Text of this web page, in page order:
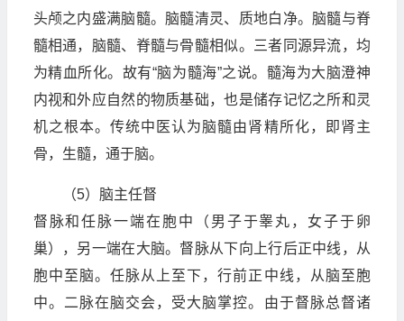
头颅之内盛满脑髓。脑髓清灵、质地白净。脑髓与脊
髓相通，脑髓、脊髓与骨髓相似。三者同源异流，均
为精血所化。故有“脑为髓海”之说。髓海为大脑澄神
内视和外应自然的物质基础，也是储存记忆之所和灵
机之根本。传统中医认为脑髓由肾精所化，即肾主
骨，生髓，通于脑。
（5）脑主任督
督脉和任脉一端在胞中（男子于睾丸，女子于卵
巢），另一端在大脑。督脉从下向上行后正中线，从
胞中至脑。任脉从上至下，行前正中线，从脑至胞
中。二脉在脑交会，受大脑掌控。由于督脉总督诸